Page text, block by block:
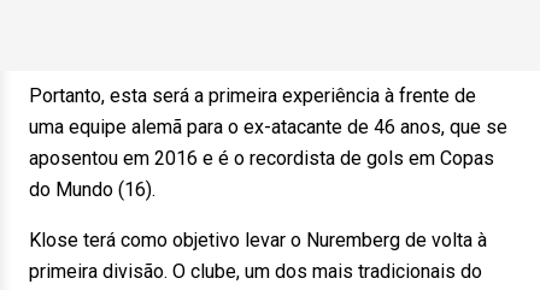
Portanto, esta será a primeira experiência à frente de
uma equipe alemã para o ex-atacante de 46 anos, que se
aposentou em 2016 e é o recordista de gols em Copas
do Mundo (16).
Klose terá como objetivo levar o Nuremberg de volta à
primeira divisão. O clube, um dos mais tradicionais do